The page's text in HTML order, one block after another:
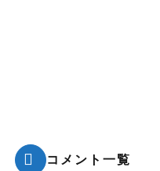
コメント一覧